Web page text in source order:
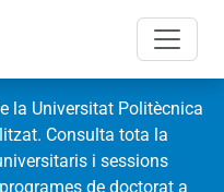
la Universitat Politècnica
Consulta tota la
i sessions
de doctorat a